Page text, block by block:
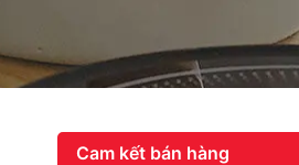
Cam kết bán hàng